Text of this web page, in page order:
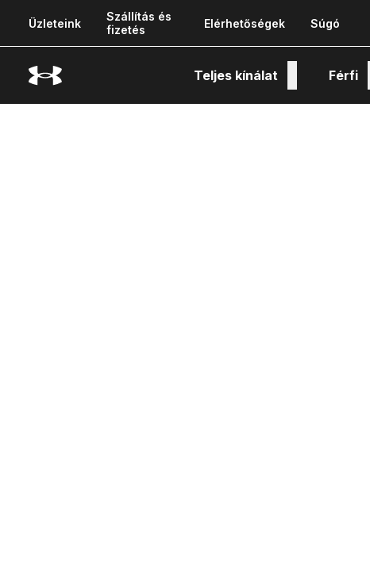
Üzleteink
Szállítás és
fizetés
Elérhetőségek Súgó
Teljes kínálat Férfi